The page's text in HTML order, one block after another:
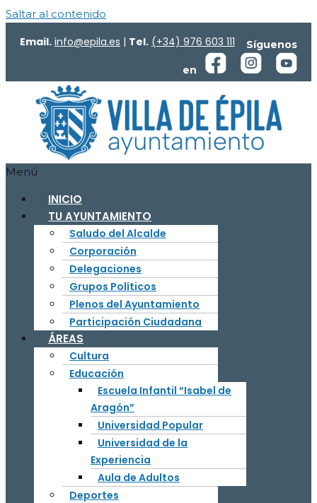
Saltar al contenido
Email. info@epila.es | Tel. (+34) 976 603 111
Síguenos
en
Menú
INICIO
TU AYUNTAMIENTO
Saludo del Alcalde
Corporación
Delegaciones
Grupos Políticos
Plenos del Ayuntamiento
Participación Ciudadana
ÁREAS
Cultura
Educación
Escuela Infantil “Isabel de
Aragón”
Universidad Popular
Universidad de la
Experiencia
Aula de Adultos
Deportes